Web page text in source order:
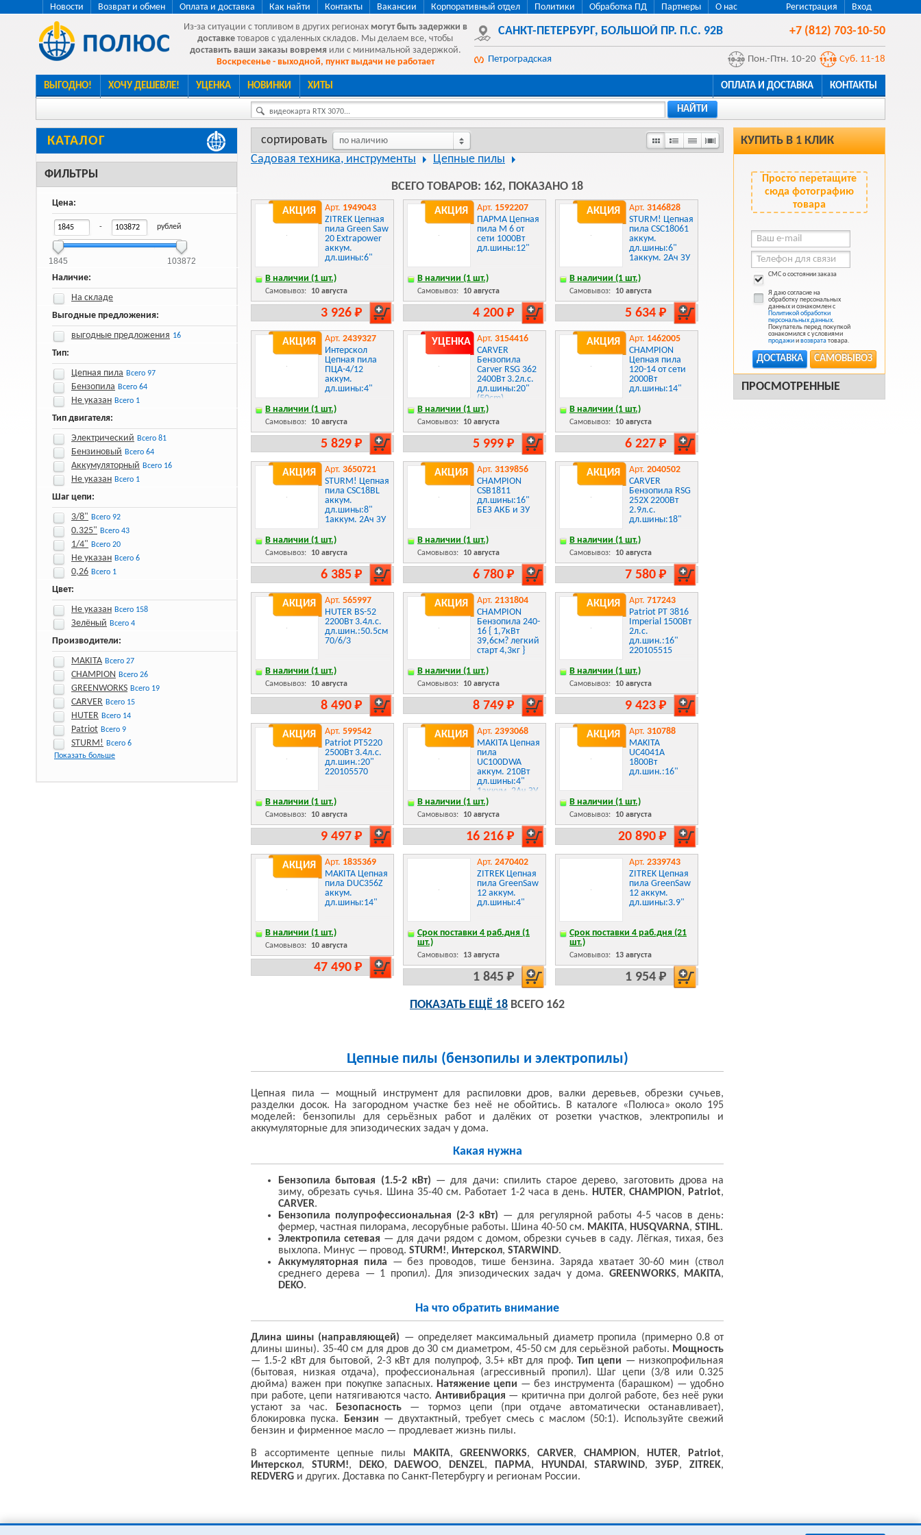
Регистрация Вход
Новости Возврат и обмен Оплата и доставка Как найти Контакты Вакансии Корпоративный отдел Политики Обработка ПД Партнеры
О нас
Из-за ситуации с топливом в других регионах могут быть задержки в
доставке товаров с удаленных складов. Мы делаем все, чтобы
доставить ваши заказы вовремя или с минимальной задержкой.
Воскресенье - выходной, пункт выдачи не работает
САНКТ-ПЕТЕРБУРГ, БОЛЬШОЙ ПР. П.С. 92В +7 (812) 703-10-50
Петроградская Пон.-Птн. 10-20 Суб. 11-18
ВЫГОДНО! ХОЧУ ДЕШЕВЛЕ! УЦЕНКА НОВИНКИ ХИТЫ ОПЛАТА И ДОСТАВКА КОНТАКТЫ
видеокарта RTX 3070... НАЙТИ
КАТАЛОГ
ФИЛЬТРЫ
Цена:
- рублей
1845 103872
Наличие:
На складе
Выгодные предложения:
выгодные предложения 16
Тип:
Цепная пила Всего 97
Бензопила Всего 64
Не указан Всего 1
Тип двигателя:
Электрический Всего 81
Бензиновый Всего 64
Аккумуляторный Всего 16
Не указан Всего 1
Шаг цепи:
3/8" Всего 92
0.325" Всего 43
1/4" Всего 20
Не указан Всего 6
0,26 Всего 1
Цвет:
Не указан Всего 158
Зелёный Всего 4
Производители:
MAKITA Всего 27
CHAMPION Всего 26
GREENWORKS Всего 19
CARVER Всего 15
HUTER Всего 14
Patriot Всего 9
STURM!
Всего 6
Показать больше
КУПИТЬ В 1 КЛИК
Просто перетащите
сюда фотографию
товара
СМС о состоянии заказа
Я даю согласие на
обработку персональных
данных и ознакомлен с
Политикой обработки
персональных данных.
Покупатель перед покупкой
ознакомился с условиями
продажиивозврататовара.
САМОВЫВОЗ
ДОСТАВКА
ПРОСМОТРЕННЫЕ
сортировать по наличию
Садовая техника, инструменты Цепные пилы
ВСЕГО ТОВАРОВ: 162, ПОКАЗАНО 18
АКЦИЯ Арт. 1949043
ZITREK Цепная
пила Green Saw
20 Extrapower
аккум.
дл.шины:6"
В наличии (1 шт.)
Самовывоз: 10 августа
3 926 Р
АКЦИЯ Арт. 1592207
ПАРМА Цепная
пила М 6 от
сети 1000Вт
дл.шины:12"
В наличии (1 шт.)
Самовывоз: 10 августа
4 200 Р
АКЦИЯ Арт. 3146828
STURM! Цепная
пила CSC18061
аккум.
дл.шины:6"
1аккум. 2Ач ЗУ
В наличии (1 шт.)
Самовывоз: 10 августа
5 634 Р
АКЦИЯ Арт. 2439327
Интерскол
Цепная пила
ПЦА-4/12
аккум.
дл.шины:4"
В наличии (1 шт.)
Самовывоз: 10 августа
5 829 Р
УЦЕНКА Арт. 3154416
CARVER
Бензопила
Carver RSG 362
2400Вт 3.2л.с.
дл.шины:20"
(50cm)
(01.004.00049)
(УЦЕНКА)
В наличии (1 шт.)
Самовывоз: 10 августа
5 999 Р
АКЦИЯ Арт. 1462005
CHAMPION
Цепная пила
120-14 от сети
2000Вт
дл.шины:14"
В наличии (1 шт.)
Самовывоз: 10 августа
6 227 Р
АКЦИЯ Арт. 3650721
STURM! Цепная
пила CSC18BL
аккум.
дл.шины:8"
1аккум. 2Ач ЗУ
В наличии (1 шт.)
Самовывоз: 10 августа
6 385 Р
АКЦИЯ Арт. 3139856
CHAMPION
CSB1811
дл.шины:16"
БЕЗ АКБ и ЗУ
В наличии (1 шт.)
Самовывоз: 10 августа
6 780 Р
АКЦИЯ Арт. 2040502
CARVER
Бензопила RSG
252X 2200Вт
2.9л.с.
дл.шины:18"
В наличии (1 шт.)
Самовывоз: 10 августа
7 580 Р
АКЦИЯ Арт. 565997
HUTER BS-52
2200Вт 3.4л.с.
дл.шин.:50.5см
70/6/3
В наличии (1 шт.)
Самовывоз: 10 августа
8 490 Р
АКЦИЯ Арт. 2131804
CHAMPION
Бензопила 240-
16 { 1,7кВт
39,6см? легкий
старт 4,3кг }
В наличии (1 шт.)
Самовывоз: 10 августа
8 749 Р
АКЦИЯ Арт. 717243
Patriot PT 3816
Imperial 1500Вт
2л.с.
дл.шин.:16"
220105515
В наличии (1 шт.)
Самовывоз: 10 августа
9 423 Р
АКЦИЯ Арт. 599542
Patriot PT5220
2500Вт 3.4л.с.
дл.шин.:20"
220105570
В наличии (1 шт.)
Самовывоз: 10 августа
9 497 Р
АКЦИЯ Арт. 2393068
MAKITA Цепная
пила
UC100DWA
аккум. 210Вт
дл.шины:4"
1аккум. 2Ач ЗУ
В наличии (1 шт.)
Самовывоз: 10 августа
16 216 Р
АКЦИЯ Арт. 310788
MAKITA
UC4041A
1800Вт
дл.шин.:16"
В наличии (1 шт.)
Самовывоз: 10 августа
20 890 Р
АКЦИЯ Арт. 1835369
MAKITA Цепная
пила DUC356Z
аккум.
дл.шины:14"
В наличии (1 шт.)
Самовывоз: 10 августа
47 490 Р
Арт. 2470402
ZITREK Цепная
пила GreenSaw
12 аккум.
дл.шины:4"
Срок поставки 4 раб.дня (1
шт.)
Самовывоз: 13 августа
1 845 Р
Арт. 2339743
ZITREK Цепная
пила GreenSaw
12 аккум.
дл.шины:3.9"
Срок поставки 4 раб.дня (21
шт.)
Самовывоз: 13 августа
1 954 Р
ПОКАЗАТЬ ЕЩЁ 18 ВСЕГО 162
Цепные пилы (бензопилы и электропилы)
Цепная пила — мощный инструмент для распиловки дров, валки деревьев, обрезки сучьев,
разделки досок. На загородном участке без неё не обойтись. В каталоге «Полюса» около 195
моделей: бензопилы для серьёзных работ и далёких от розетки участков, электропилы и
аккумуляторные для эпизодических задач у дома.
Какая нужна
Бензопила бытовая (1.5-2 кВт) — для дачи: спилить старое дерево, заготовить дрова на
зиму, обрезать сучья. Шина 35-40 см. Работает 1-2 часа в день.
HUTER, CHAMPION , Patriot,
CARVER.
Бензопила полупрофессиональная (2-3 кВт) — для регулярной работы 4-5 часов в день:
фермер, частная пилорама, лесорубные работы. Шина 40-50 см. MAKITA, HUSQVARNA, STIHL.
Электропила сетевая — для дачи рядом с домом, обрезки сучьев в саду. Лёгкая, тихая, без
выхлопа. Минус — провод. STURM!, Интерскол, STARWIND.
Аккумуляторная пила — без проводов, тише бензина. Заряда хватает 30-60 мин (ствол
среднего дерева — 1 пропил). Для эпизодических задач у дома. GREENWORKS, MAKITA,
DEKO.
На что обратить внимание
Длина шины (направляющей) — определяет максимальный диаметр пропила (примерно 0.8 от
длины шины). 35-40 см для дров до 30 см диаметром, 45-50 см для серьёзной работы. Мощность
— 1.5-2 кВт для бытовой, 2-3 кВт для полупроф, 3.5+ кВт для проф.Тип цепи — низкопрофильная
(бытовая, низкая отдача), профессиональная (агрессивный пропил). Шаг цепи (3/8 или 0.325
дюйма) важен при покупке запасных. Натяжение цепи — без инструмента (барашком) — удобно
при работе, цепи натягиваются часто. Антивибрация — критична при долгой работе, без неё руки
устают за час.
Безопасность — тормоз цепи (при отдаче автоматически останавливает),
блокировка пуска.
Бензин — двухтактный, требует смесь с маслом (50:1). Используйте свежий
бензин и фирменное масло — продлевает жизнь пилы.
В ассортименте цепные пилы MAKITA,GREENWORKS,CARVER,CHAMPION , HUTER, Patriot,
Интерскол, STURM!, DEKO, DAEWOO, DENZEL, ПАРМА, HYUNDAI ,STARWIND,ЗУБР,ZITREK,
REDVERG и других. Доставка по Санкт-Петербургу и регионам России.